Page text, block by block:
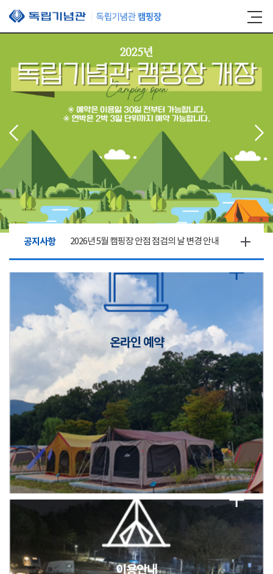
본문 바로가기
공지사항 2026년 5월 캠핑장 안점 점검의 날 변경 안내
캠핑장(9월1일~6일) 미운영 공지
2026년 5월 캠핑장 안점 점검의 날 변경 안내
캠핑장(9월1일~6일) 미운영 공지
2026년 5월 캠핑장 안점 점검의 날 변경 안내
캠핑장(9월1일~6일) 미운영 공지
2026년 5월 캠핑장 안점 점검의 날 변경 안내
온라인 예약
이용안내